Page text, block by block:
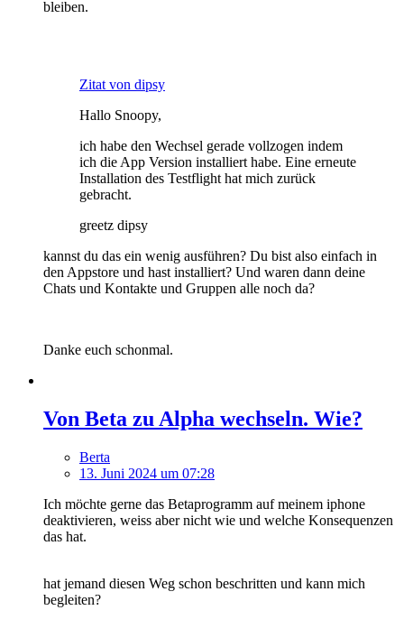
bleiben.
Zitat von dipsy
Hallo Snoopy,
ich habe den Wechsel gerade vollzogen indem
ich die App Version installiert habe. Eine erneute
Installation des Testflight hat mich zurück
gebracht.
greetz dipsy
kannst du das ein wenig ausführen? Du bist also einfach in
den Appstore und hast installiert? Und waren dann deine
Chats und Kontakte und Gruppen alle noch da?
Danke euch schonmal.
Von Beta zu Alpha wechseln. Wie?
Berta
13. Juni 2024 um 07:28
Ich möchte gerne das Betaprogramm auf meinem iphone
deaktivieren, weiss aber nicht wie und welche Konsequenzen
das hat.
hat jemand diesen Weg schon beschritten und kann mich
begleiten?